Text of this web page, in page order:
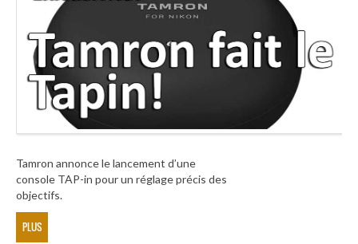
Tamron annonce le lancement d’une
console TAP-in pour un réglage précis des
objectifs.
PLUS